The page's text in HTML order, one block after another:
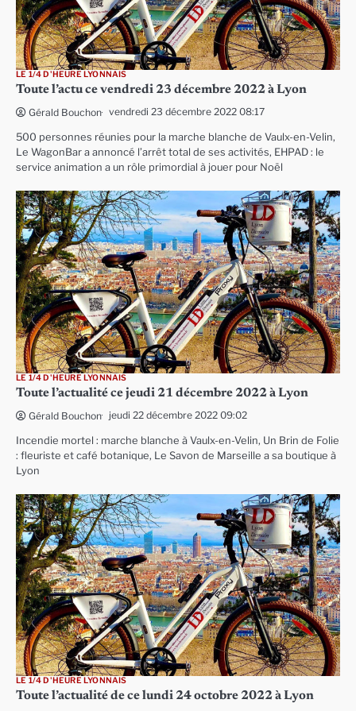
LE 1/4 D'HEURE LYONNAIS
Toute l’actu ce vendredi 23 décembre 2022 à Lyon
Gérald Bouchon vendredi 23 décembre 2022 08:17
500 personnes réunies pour la marche blanche de Vaulx-en-Velin,
Le WagonBar a annoncé l’arrêt total de ses activités, EHPAD : le
service animation a un rôle primordial à jouer pour Noël
LE 1/4 D'HEURE LYONNAIS
Toute l’actualité ce jeudi 21 décembre 2022 à Lyon
Gérald Bouchon jeudi 22 décembre 2022 09:02
Incendie mortel : marche blanche à Vaulx-en-Velin, Un Brin de Folie
: fleuriste et café botanique, Le Savon de Marseille a sa boutique à
Lyon
LE 1/4 D'HEURE LYONNAIS
Toute l’actualité de ce lundi 24 octobre 2022 à Lyon